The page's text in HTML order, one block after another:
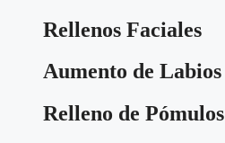
Rellenos Faciales
Aumento de Labios
Relleno de Pómulos